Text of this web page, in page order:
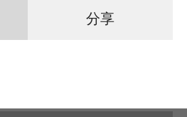
分享